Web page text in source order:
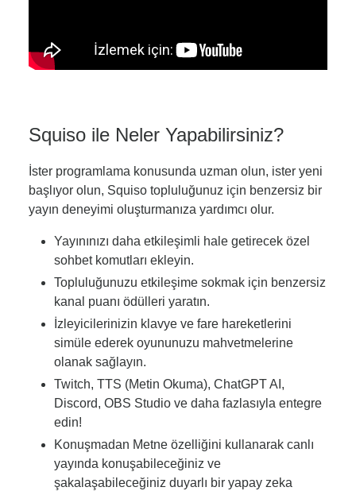
Squiso ile Neler Yapabilirsiniz?
İster programlama konusunda uzman olun, ister yeni
başlıyor olun, Squiso topluluğunuz için benzersiz bir
yayın deneyimi oluşturmanıza yardımcı olur.
Yayınınızı daha etkileşimli hale getirecek özel
sohbet komutları ekleyin.
Topluluğunuzu etkileşime sokmak için benzersiz
kanal puanı ödülleri yaratın.
İzleyicilerinizin klavye ve fare hareketlerini
simüle ederek oyununuzu mahvetmelerine
olanak sağlayın.
Twitch, TTS (Metin Okuma), ChatGPT AI,
Discord, OBS Studio ve daha fazlasıyla entegre
edin!
Konuşmadan Metne özelliğini kullanarak canlı
yayında konuşabileceğiniz ve
şakalaşabileceğiniz duyarlı bir yapay zeka